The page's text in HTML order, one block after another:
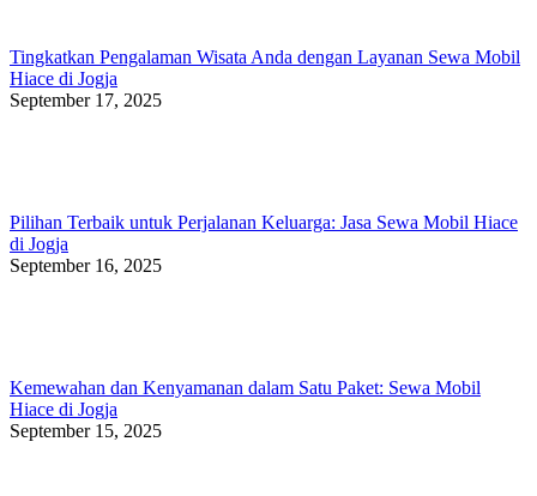
Tingkatkan Pengalaman Wisata Anda dengan Layanan Sewa Mobil
Hiace di Jogja
September 17, 2025
Pilihan Terbaik untuk Perjalanan Keluarga: Jasa Sewa Mobil Hiace
di Jogja
September 16, 2025
Kemewahan dan Kenyamanan dalam Satu Paket: Sewa Mobil
Hiace di Jogja
September 15, 2025